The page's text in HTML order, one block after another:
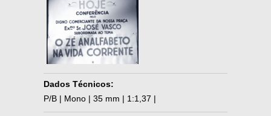
Dados Técnicos:
P/B | Mono | 35 mm | 1:1,37 |